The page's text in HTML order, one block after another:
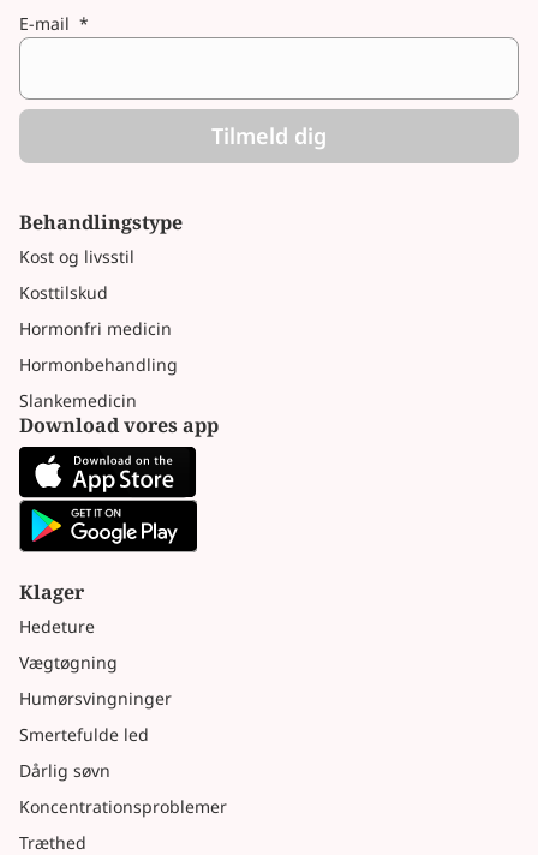
Behandlingstype
Kost og livsstil
Kosttilskud
Hormonfri medicin
Hormonbehandling
Slankemedicin
Download vores app
Klager
Hedeture
Vægtøgning
Humørsvingninger
Smertefulde led
Dårlig søvn
Koncentrationsproblemer
Træthed
E-mail *
Tilmeld dig